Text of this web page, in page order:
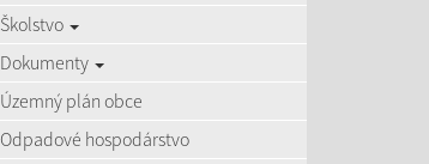
Školstvo
Dokumenty
Územný plán obce
Odpadové hospodárstvo